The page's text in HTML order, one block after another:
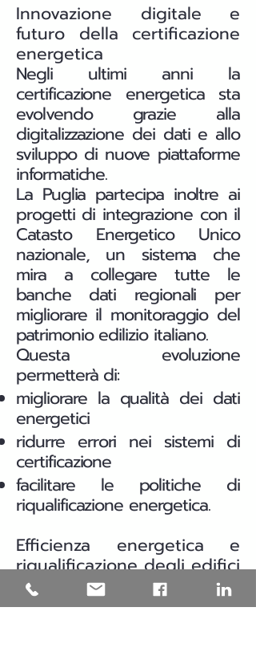
Innovazione digitale e
futuro della certificazione
energetica
Negli ultimi anni la
certificazione energetica sta
evolvendo grazie alla
digitalizzazione dei dati e allo
sviluppo di nuove piattaforme
informatiche.
La Puglia partecipa inoltre ai
progetti di integrazione con il
Catasto Energetico Unico
nazionale, un sistema che
mira a collegare tutte le
banche dati regionali per
migliorare il monitoraggio del
patrimonio edilizio italiano.
Questa evoluzione
permetterà di:
migliorare la qualità dei dati
energetici
ridurre errori nei sistemi di
certificazione
facilitare le politiche di
riqualificazione energetica.
Efficienza energetica e
riqualificazione degli edifici
in Puglia
Una parte significativa del